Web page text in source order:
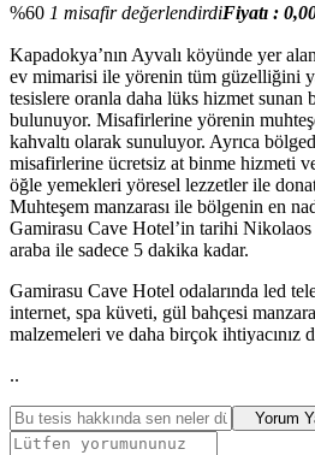
%60 1 misafir değerlendirdiFiyatı :
Kapadokya’nın Ayvalı köyünde yer
ev mimarisi ile yörenin tüm güzelliğini
tesislere oranla daha lüks hizmet sunan
bulunuyor. Misafirlerine yörenin
kahvaltı olarak sunuluyor. Ayrıca
misafirlerine ücretsiz at binme hizmeti
öğle yemekleri yöresel lezzetler ile
Muhteşem manzarası ile bölgenin en
Gamirasu Cave Hotel’in tarihi Nikolaos
araba ile sadece 5 dakika kadar.
Gamirasu Cave Hotel odalarında led
internet, spa küveti, gül bahçesi
malzemeleri ve daha birçok ihtiyacınız
..
Yorum